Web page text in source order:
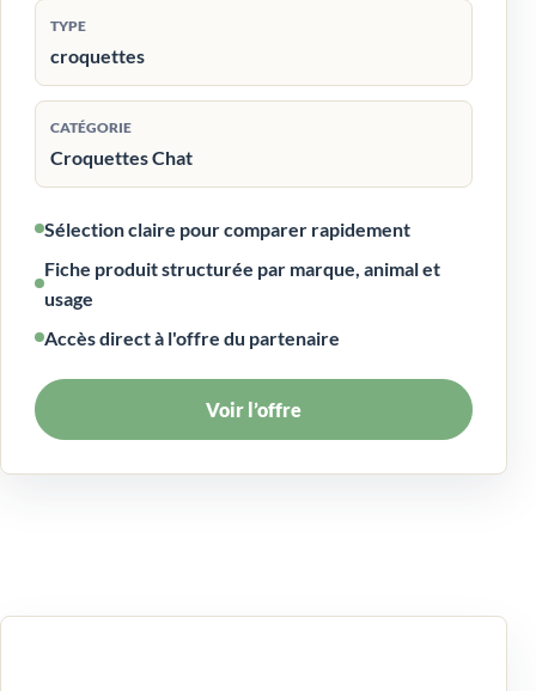
TYPE
croquettes
CATÉGORIE
Croquettes Chat
Sélection claire pour comparer rapidement
Fiche produit structurée par marque, animal et
usage
Accès direct à l'offre du partenaire
Voir l’offre